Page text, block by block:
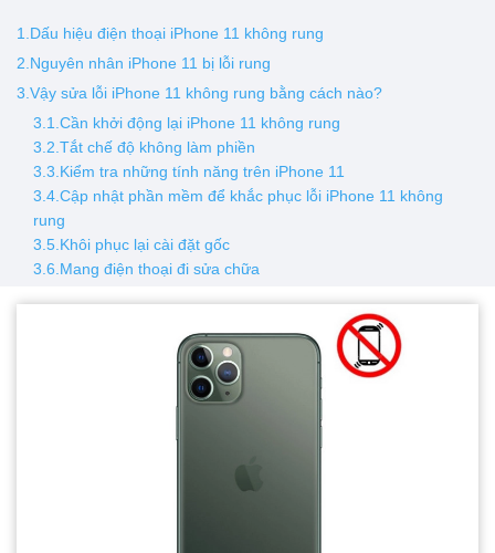
1.Dấu hiệu điện thoại iPhone 11 không rung
2.Nguyên nhân iPhone 11 bị lỗi rung
3.Vậy sửa lỗi iPhone 11 không rung bằng cách nào?
3.1.Cần khởi động lại iPhone 11 không rung
3.2.Tắt chế độ không làm phiền
3.3.Kiểm tra những tính năng trên iPhone 11
3.4.Cập nhật phần mềm để khắc phục lỗi iPhone 11 không
rung
3.5.Khôi phục lại cài đặt gốc
3.6.Mang điện thoại đi sửa chữa